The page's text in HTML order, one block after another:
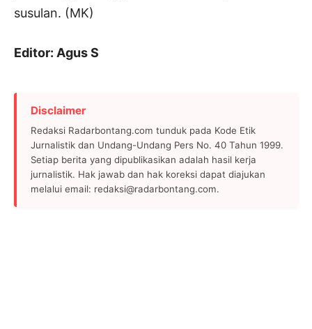
susulan. (MK)
Editor: Agus S
Disclaimer
Redaksi Radarbontang.com tunduk pada Kode Etik
Jurnalistik dan Undang-Undang Pers No. 40 Tahun 1999.
Setiap berita yang dipublikasikan adalah hasil kerja
jurnalistik. Hak jawab dan hak koreksi dapat diajukan
melalui email: redaksi@radarbontang.com.